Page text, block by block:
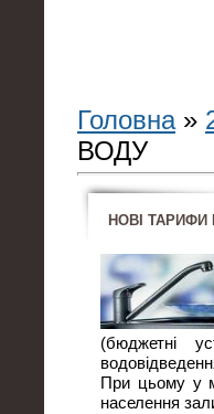
Головна»
ВОДУ
НОВІ ТАРИФИ
(бюджетні
При цьому у
населення